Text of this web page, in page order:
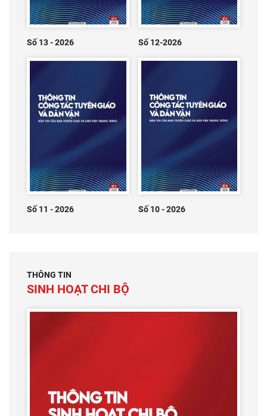
Số 13 - 2026 Số 12-2026
Số 11 - 2026 Số 10 - 2026
THÔNG TIN
SINH HOẠT CHI BỘ